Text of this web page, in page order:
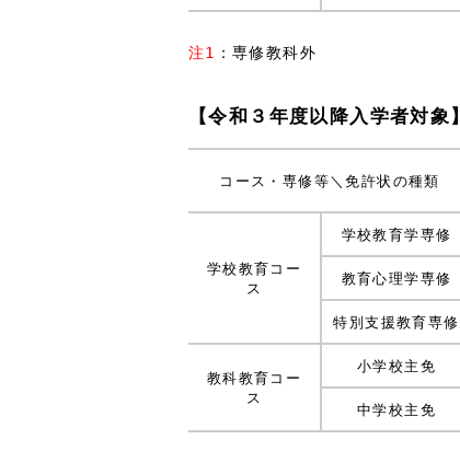
注1 ：専修教科外
【令和３年度以降入学者対象】
コース・専修等＼免許状の種類
学校教育コー
ス
学校教育学専修
教育心理学専修
特別支援教育専修
教科教育コー
ス
小学校主免
中学校主免